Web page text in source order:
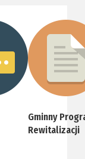
Gminny
Rewitalizacji